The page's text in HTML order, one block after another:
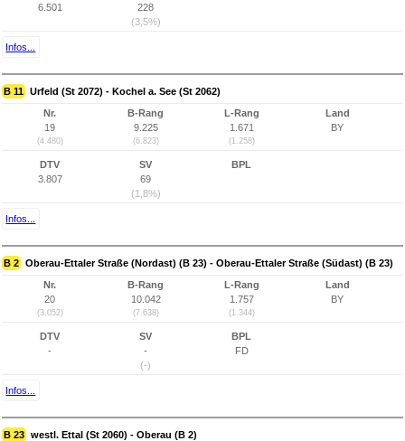
6.501
228
(3,5%)
Infos...
B 11 Urfeld (St 2072) - Kochel a. See (St 2062)
Nr.
19
(4.480)
B-Rang
9.225
(6.823)
L-Rang
1.671
(1.258)
Land
BY
DTV
3.807
SV
69
(1,8%)
BPL
Infos...
B 2 Oberau-Ettaler Straße (Nordast) (B 23) - Oberau-Ettaler Straße (Südast) (B 23)
Nr.
20
(3.052)
B-Rang
10.042
(7.638)
L-Rang
1.757
(1.344)
Land
BY
DTV
-
SV
-
(-)
BPL
FD
Infos...
B 23 westl. Ettal (St 2060) - Oberau (B 2)